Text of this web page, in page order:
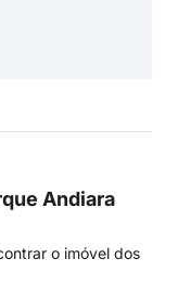
Andiara
o imóvel dos